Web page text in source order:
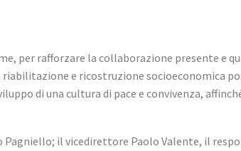
per rafforzare la collaborazione presente e
riabilitazione e ricostruzione socioeconomica
di una cultura di pace e convivenza,
il vicedirettore Paolo Valente, il